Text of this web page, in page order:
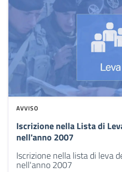
AVVISO
Iscrizione nella Lista di
nell'anno 2007
Iscrizione nella lista di leva
nell'anno 2007